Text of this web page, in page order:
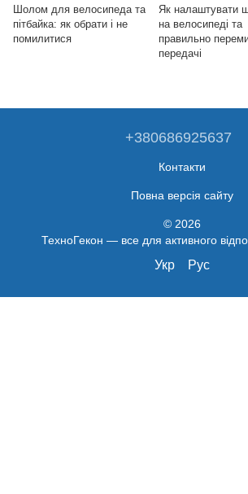
Шолом для велосипеда та
пітбайка: як обрати і не
помилитися
Як налаштувати
на велосипеді та
правильно
передачі
+380686925637
Контакти
Повна версія сайту
© 2026
ТехноГекон — все для активного
Укр Рус